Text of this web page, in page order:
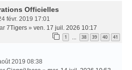
Officielles
févr. 2019 17:01
7Tigers » ven. 17 juil. 2026 10:17
1 38 39 40 41
2019 08:38